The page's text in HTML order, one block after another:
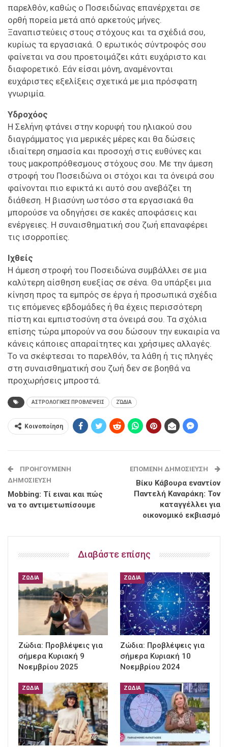
παρελθόν, καθώς ο Ποσειδώνας επανέρχεται σε
ορθή πορεία μετά από αρκετούς μήνες.
Ξαναπιστεύεις στους στόχους και τα σχέδιά σου,
κυρίως τα εργασιακά. Ο ερωτικός σύντροφός σου
φαίνεται να σου προετοιμάζει κάτι ευχάριστο και
διαφορετικό. Εάν είσαι μόνη, αναμένονται
ευχάριστες εξελίξεις σχετικά με μια πρόσφατη
γνωριμία.
Υδροχόος
Η Σελήνη φτάνει στην κορυφή του ηλιακού σου
διαγράμματος για μερικές μέρες και θα δώσεις
ιδιαίτερη σημασία και προσοχή στις ευθύνες και
τους μακροπρόθεσμους στόχους σου. Με την άμεση
στροφή του Ποσειδώνα οι στόχοι και τα όνειρά σου
φαίνονται πιο εφικτά κι αυτό σου ανεβάζει τη
διάθεση. Η βιασύνη ωστόσο στα εργασιακά θα
μπορούσε να οδηγήσει σε κακές αποφάσεις και
ενέργειες. Η συναισθηματική σου ζωή επαναφέρει
τις ισορροπίες.
Ιχθείς
Η άμεση στροφή του Ποσειδώνα συμβάλλει σε μια
καλύτερη αίσθηση ευεξίας σε σένα. Θα υπάρξει μια
κίνηση προς τα εμπρός σε έργα ή προσωπικά σχέδια
τις επόμενες εβδομάδες ή θα έχεις περισσότερη
πίστη και εμπιστοσύνη στα όνειρά σου. Τα σχόλια
επίσης τώρα μπορούν να σου δώσουν την ευκαιρία να
κάνεις κάποιες απαραίτητες και χρήσιμες αλλαγές.
Το να σκέφτεσαι το παρελθόν, τα λάθη ή τις πληγές
στη συναισθηματική σου ζωή δεν σε βοηθά να
προχωρήσεις μπροστά.
ΑΣΤΡΟΛΟΓΙΚΕΣ ΠΡΟΒΛΕΨΕΙΣ ΖΏΔΙΑ
Κοινοποίηση
ΠΡΟΗΓΟΎΜΕΝΗ
ΔΗΜΟΣΊΕΥΣΗ
Mobbing: Τί ειναι και πώς
να το αντιμετωπίσουμε
ΕΠΌΜΕΝΗ ΔΗΜΟΣΊΕΥΣΗ
Βίκυ Κάβουρα εναντίον
Παντελή Καναράκη: Τον
καταγγέλλει για
οικονομικό εκβιασμό
Διαβάστε επίσης
ΖΏΔΙΑ
Ζώδια: Προβλέψεις για
σήμερα Κυριακή 9
Νοεμβρίου 2025
ΖΏΔΙΑ
Ζώδια: Προβλέψεις για
σήμερα Κυριακή 10
Νοεμβρίου 2024
ΖΏΔΙΑ ΖΏΔΙΑ